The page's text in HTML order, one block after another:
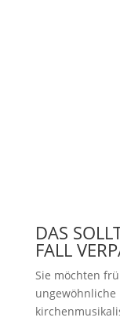
DAS
FALL
Sie möchten